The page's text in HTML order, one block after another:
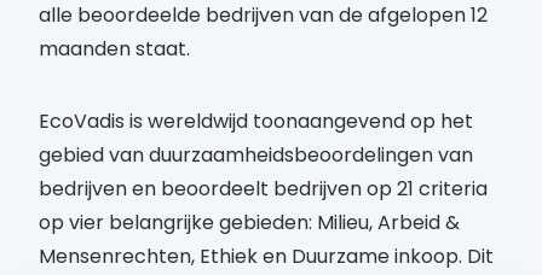
alle beoordeelde bedrijven van de afgelopen 12
maanden staat.
EcoVadis is wereldwijd toonaangevend op het
gebied van duurzaamheidsbeoordelingen van
bedrijven en beoordeelt bedrijven op 21 criteria
op vier belangrijke gebieden: Milieu, Arbeid &
Mensenrechten, Ethiek en Duurzame inkoop. Dit